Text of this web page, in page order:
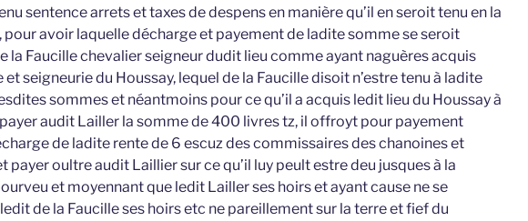
sentence arrets et taxes de despens en manière qu’il en seroit tenu en la
avoir laquelle décharge et payement de ladite somme se seroit
la Faucille chevalier seigneur dudit lieu comme ayant naguères acquis
seigneurie du Houssay, lequel de la Faucille disoit n’estre tenu à ladite
sommes et néantmoins pour ce qu’il a acquis ledit lieu du Houssay à
audit Lailler la somme de 400 livres tz, il offroyt pour payement
de ladite rente de 6 escuz des commissaires des chanoines et
payer oultre audit Laillier sur ce qu’il luy peult estre deu jusques à la
et moyennant que ledit Lailler ses hoirs et ayant cause ne se
de la Faucille ses hoirs etc ne pareillement sur la terre et fief du